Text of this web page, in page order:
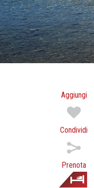
Aggiungi
Condividi
Prenota